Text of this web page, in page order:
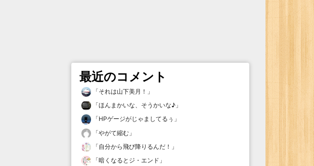
最近のコメント
「それは山下美月！ 」
「ほんまかいな、そうかいな♪ 」
「HPゲージがじゃましてるぅ 」
「やがて縮む 」
「自分から飛び降りるんだ！ 」
「暗くなるとジ・エンド 」